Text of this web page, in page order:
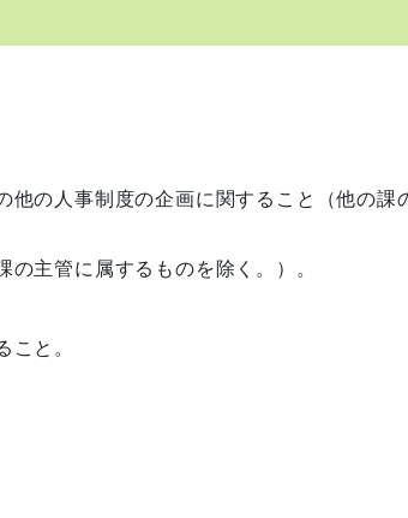
他の人事制度の企画に関すること（他の課
主管に属するものを除く。）。
こと。